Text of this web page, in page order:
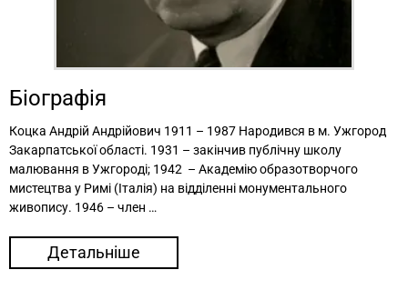
Біографія
Коцка Андрій Андрійович 1911 – 1987 Народився в м. Ужгород
Закарпатської області. 1931 – закінчив публічну школу
малювання в Ужгороді; 1942 – Академію образотворчого
мистецтва у Римі (Італія) на відділенні монументального
живопису. 1946 – член …
Детальніше